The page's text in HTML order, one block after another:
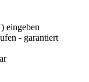
eingeben
- garantiert